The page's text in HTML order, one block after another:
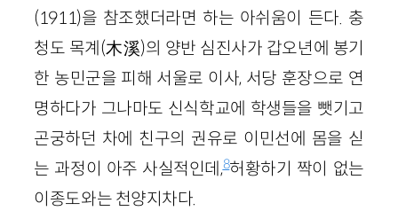
(1911)을 참조했더라면 하는 아쉬움이 든다. 충
청도 목계(木溪)의 양반 심진사가 갑오년에 봉기
한 농민군을 피해 서울로 이사, 서당 훈장으로 연
명하다가 그나마도 신식학교에 학생들을 뺏기고
곤궁하던 차에 친구의 권유로 이민선에 몸을 싣
는 과정이 아주 사실적인데,8허황하기 짝이 없는
이종도와는 천양지차다.